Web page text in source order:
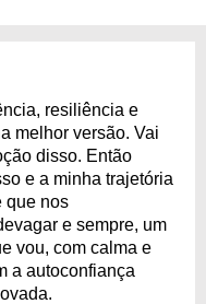
resiliência e
melhor versão. Vai
disso. Então
e a minha trajetória
que nos
e sempre, um
vou, com calma e
a autoconfiança